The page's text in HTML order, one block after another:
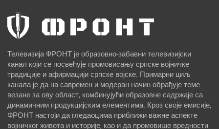
Телевизија ФРОНТ је образовно-забавни телевизијски
канал који се посвећује промовисању српске војничке
традиције и афирмацији српске војске. Примарни циљ
канала је да на савремен и модеран начин обрађује теме
везане за ову област, комбинујући образовне садржаје са
динамичним продукцијским елементима. Кроз своје емисије,
ФРОНТ настоји да гледаоцима приближи важне аспекте
војничког живота и историје, као и да промовише вредности